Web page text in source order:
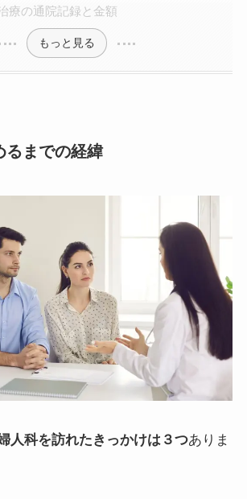
療の通院記録と金額
もっと見る
るまでの経緯
人科を訪れたきっかけは３つありま